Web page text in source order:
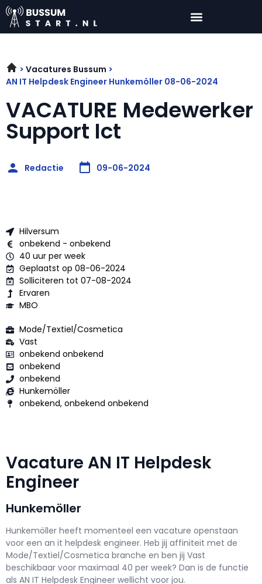
Vacatures Bussum
AN IT Helpdesk Engineer Hunkemöller 08-06-2024
VACATURE Medewerker
Support Ict
Redactie 09-06-2024
Hilversum
onbekend - onbekend
40 uur per week
Geplaatst op 08-06-2024
Solliciteren tot 07-08-2024
Ervaren
MBO
Mode/Textiel/Cosmetica
Vast
onbekend onbekend
onbekend
onbekend
Hunkemöller
onbekend, onbekend onbekend
Vacature AN IT Helpdesk
Engineer
Hunkemöller
Hunkemöller heeft momenteel een vacature openstaan
voor een an it helpdesk engineer. Heb jij affiniteit met de
Mode/Textiel/Cosmetica branche en ben jij Vast
beschikbaar voor maximaal 40 per week? Dan is de functie
als AN IT Helpdesk Engineer wellicht voor jou.